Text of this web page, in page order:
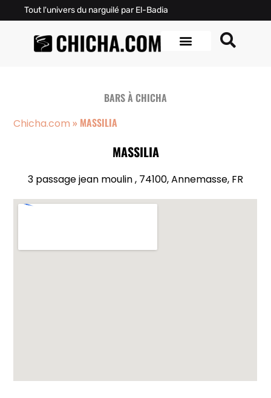
Tout l'univers du narguilé par El-Badia
BARS À CHICHA
Chicha.com » MASSILIA
MASSILIA
3 passage jean moulin , 74100, Annemasse, FR